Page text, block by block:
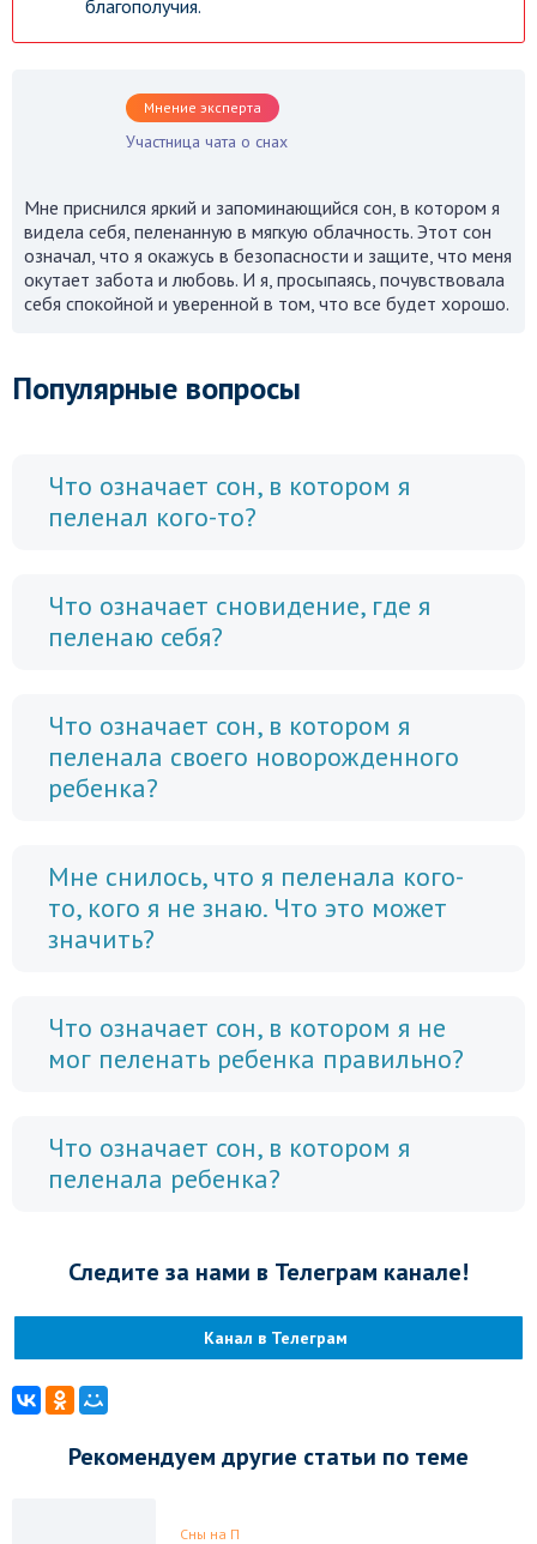
благополучия.
Мнение эксперта
Участница чата о снах
Мне приснился яркий и запоминающийся сон, в котором я
видела себя, пеленанную в мягкую облачность. Этот сон
означал, что я окажусь в безопасности и защите, что меня
окутает забота и любовь. И я, просыпаясь, почувствовала
себя спокойной и уверенной в том, что все будет хорошо.
Популярные вопросы
Что означает сон, в котором я
пеленал кого-то?
Что означает сновидение, где я
пеленаю себя?
Что означает сон, в котором я
пеленала своего новорожденного
ребенка?
Мне снилось, что я пеленала кого-
то, кого я не знаю. Что это может
значить?
Что означает сон, в котором я не
мог пеленать ребенка правильно?
Что означает сон, в котором я
пеленала ребенка?
Следите за нами в Телеграм канале!
Канал в Телеграм
Рекомендуем другие статьи по теме
Сны на П